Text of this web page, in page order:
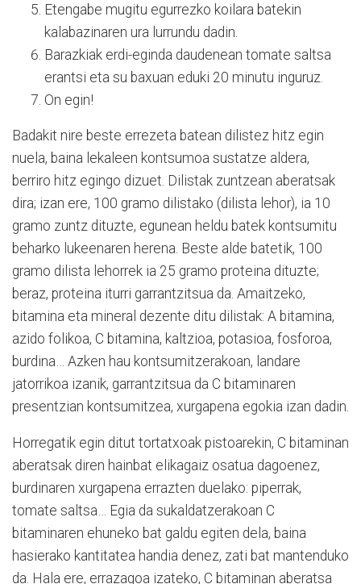
Etengabe mugitu egurrezko koilara batekin
kalabazinaren ura lurrundu dadin.
Barazkiak erdi-eginda daudenean tomate saltsa
erantsi eta su baxuan eduki 20 minutu inguruz.
On egin!
Badakit nire beste errezeta batean dilistez hitz egin
nuela, baina lekaleen kontsumoa sustatze aldera,
berriro hitz egingo dizuet. Dilistak zuntzean aberatsak
dira; izan ere, 100 gramo dilistako (dilista lehor), ia 10
gramo zuntz dituzte, egunean heldu batek kontsumitu
beharko lukeenaren herena. Beste alde batetik, 100
gramo dilista lehorrek ia 25 gramo proteina dituzte;
beraz, proteina iturri garrantzitsua da. Amaitzeko,
bitamina eta mineral dezente ditu dilistak: A bitamina,
azido folikoa, C bitamina, kaltzioa, potasioa, fosforoa,
burdina… Azken hau kontsumitzerakoan, landare
jatorrikoa izanik, garrantzitsua da C bitaminaren
presentzian kontsumitzea, xurgapena egokia izan dadin.
Horregatik egin ditut tortatxoak pistoarekin, C bitaminan
aberatsak diren hainbat elikagaiz osatua dagoenez,
burdinaren xurgapena errazten duelako: piperrak,
tomate saltsa… Egia da sukaldatzerakoan C
bitaminaren ehuneko bat galdu egiten dela, baina
hasierako kantitatea handia denez, zati bat mantenduko
da. Hala ere, errazagoa izateko, C bitaminan aberatsa